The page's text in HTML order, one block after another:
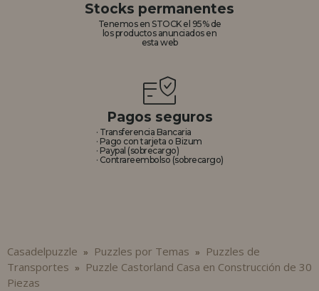
Stocks permanentes
Tenemos en STOCK el 95% de
los productos anunciados en
esta web
Pagos seguros
· Transferencia Bancaria
· Pago con tarjeta o Bizum
· Paypal (sobrecargo)
· Contrareembolso (sobrecargo)
Casadelpuzzle » Puzzles por Temas »
Puzzles de
Transportes »
Puzzle Castorland Casa en Construcción de 30
Piezas